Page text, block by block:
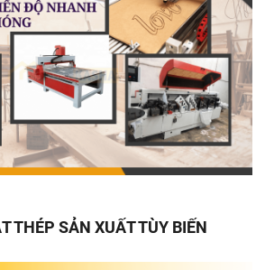
THÉP SẢN XUẤT TÙY BIẾN